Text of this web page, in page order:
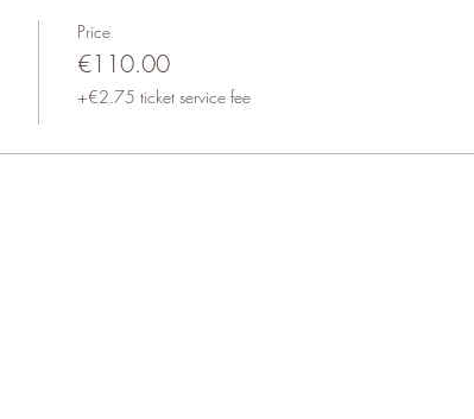
Price
€110.00
+€2.75 ticket service fee